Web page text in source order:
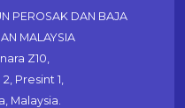
PEROSAK DAN BAJA
MALAYSIA
Z10,
Presint 1,
Malaysia.